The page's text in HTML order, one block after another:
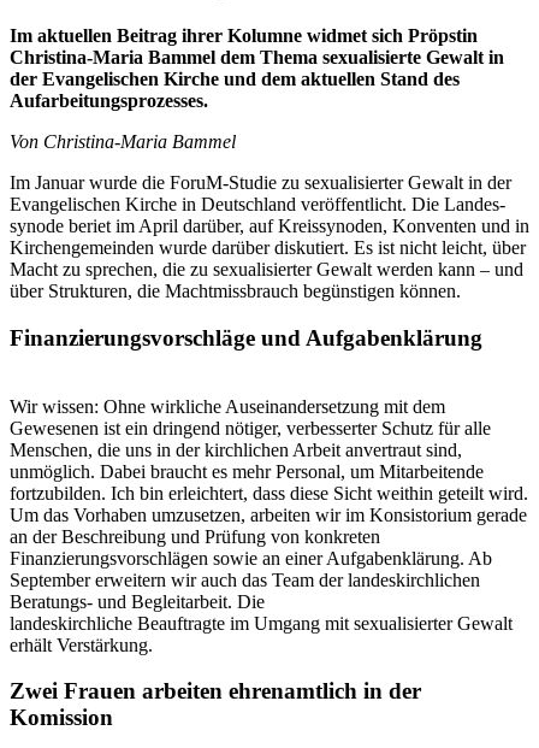
Im aktuellen Beitrag ihrer Kolumne widmet sich Pröpstin
Christina-Maria Bammel dem Thema sexualisierte Gewalt in
der Evangelischen Kirche und dem aktuellen Stand des
Aufarbeitungsprozesses.
Von Christina-Maria Bammel
Im Januar wurde die ForuM-Studie zu sexualisierter Gewalt in der
Evangelischen Kirche in Deutschland veröffentlicht. Die Landes­
synode beriet im April darüber, auf Kreissynoden, Konventen und in
Kirchengemeinden wurde darüber diskutiert. Es ist nicht leicht, über
Macht zu sprechen, die zu sexualisierter Gewalt werden kann – und
über Strukturen, die Machtmissbrauch begünstigen können.
Finanzierungsvorschläge und Aufgabenklärung
Wir wissen: Ohne wirkliche Auseinandersetzung mit dem
Gewesenen ist ein dringend nötiger, verbesserter Schutz für alle
Menschen, die uns in der kirchlichen Arbeit anvertraut sind,
unmöglich. Dabei braucht es mehr Personal, um Mitarbeitende
fortzubilden. Ich bin erleichtert, dass diese Sicht weithin geteilt wird.
Um das Vorhaben umzusetzen, arbeiten wir im Konsistorium gerade
an der Beschreibung und Prüfung von konkreten
Finanzierungsvorschlägen sowie an einer Aufgabenklärung. Ab
September erweitern wir auch das Team der landeskirchlichen
Beratungs- und Begleitarbeit. Die
landeskirchliche Beauftragte im Umgang mit sexualisierter Gewalt
erhält Verstärkung.
Zwei Frauen arbeiten ehrenamtlich in der
Komission